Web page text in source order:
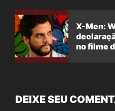
X-Men:
no filme
DEIXE SEU